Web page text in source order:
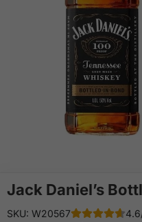
Jack Daniel’s
SKU: W20567